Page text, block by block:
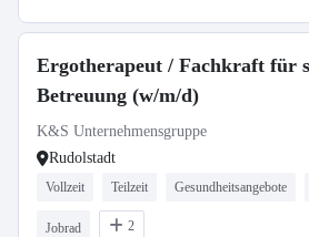
Ergotherapeut / Fachkraft für
Betreuung (w/m/d)
K&S Unternehmensgruppe
Rudolstadt
Vollzeit Teilzeit Gesundheitsangebote
Jobrad 2